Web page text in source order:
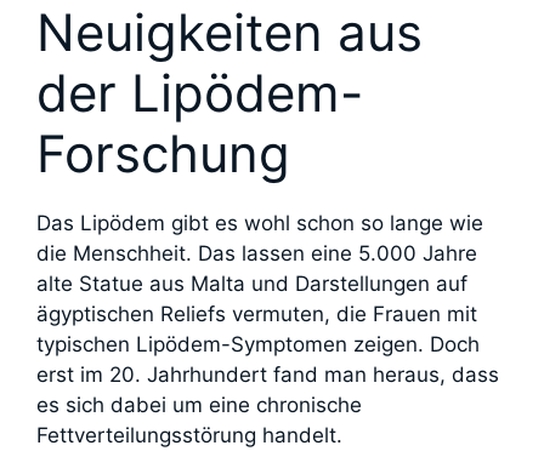
Neuigkeiten aus
der Lipödem-
Forschung
Das Lipödem gibt es wohl schon so lange wie
die Menschheit. Das lassen eine 5.000 Jahre
alte Statue aus Malta und Darstellungen auf
ägyptischen Reliefs vermuten, die Frauen mit
typischen Lipödem-Symptomen zeigen. Doch
erst im 20. Jahrhundert fand man heraus, dass
es sich dabei um eine chronische
Fettverteilungsstörung handelt.